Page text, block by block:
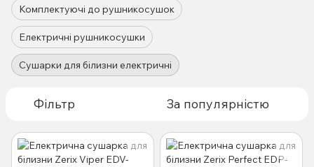
Комплектуючі до рушникосушок
Електричні рушникосушки
Сушарки для білизни електричні
Фільтр За популярністю